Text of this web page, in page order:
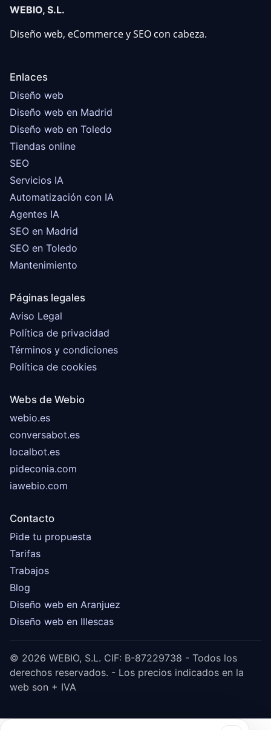
WEBIO, S.L.
Diseño web, eCommerce y SEO con cabeza.
Enlaces
Diseño web
Diseño web en Madrid
Diseño web en Toledo
Tiendas online
SEO
Servicios IA
Automatización con IA
Agentes IA
SEO en Madrid
SEO en Toledo
Mantenimiento
Páginas legales
Aviso Legal
Política de privacidad
Términos y condiciones
Política de cookies
Webs de Webio
webio.es
conversabot.es
localbot.es
pideconia.com
iawebio.com
Contacto
Pide tu propuesta
Tarifas
Trabajos
Blog
Diseño web en Aranjuez
Diseño web en Illescas
© 2026 WEBIO, S.L. CIF: B-87229738 - Todos los
derechos reservados. - Los precios indicados en la
web son + IVA